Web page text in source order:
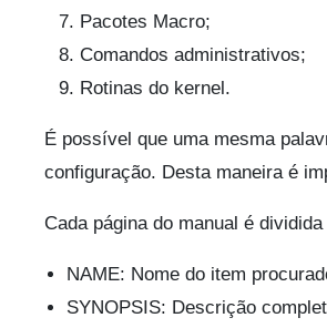
Pacotes Macro;
Comandos administrativos;
Rotinas do kernel.
É possível que uma mesma
configuração. Desta maneira é
Cada página do manual é
NAME: Nome do item
SYNOPSIS: Descrição